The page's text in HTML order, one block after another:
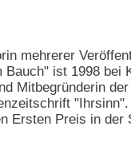
mehrerer
ist 1998 bei
Mitbegründerin
Ersten Preis in